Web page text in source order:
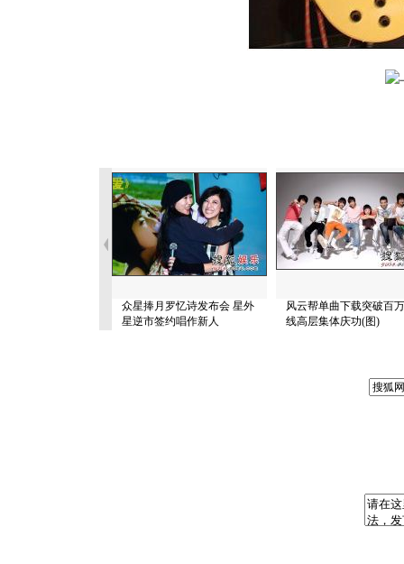
众星捧月罗忆诗发布会 星外
星逆市签约唱作新人
风云帮单曲下载突破百
线高层集体庆功(图)